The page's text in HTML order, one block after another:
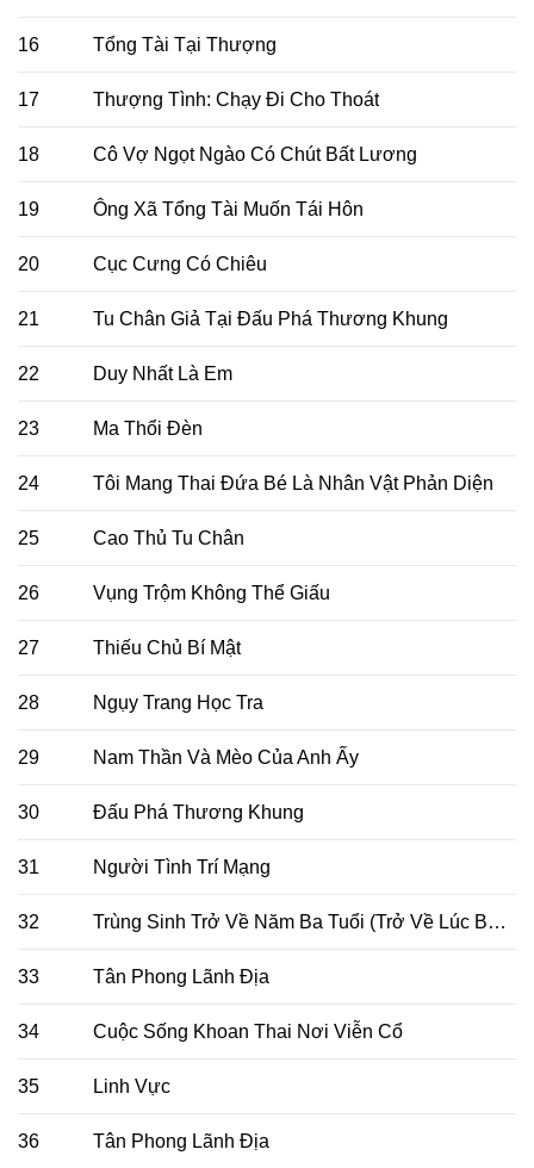
16 Tổng Tài Tại Thượng
17 Thượng Tình: Chạy Đi Cho Thoát
18 Cô Vợ Ngọt Ngào Có Chút Bất Lương
19 Ông Xã Tổng Tài Muốn Tái Hôn
20 Cục Cưng Có Chiêu
21 Tu Chân Giả Tại Đấu Phá Thương Khung
22 Duy Nhất Là Em
23 Ma Thổi Đèn
24 Tôi Mang Thai Đứa Bé Là Nhân Vật Phản Diện
25 Cao Thủ Tu Chân
26 Vụng Trộm Không Thể Giấu
27 Thiếu Chủ Bí Mật
28 Ngụy Trang Học Tra
29 Nam Thần Và Mèo Của Anh Ấy
30 Đấu Phá Thương Khung
31 Người Tình Trí Mạng
32 Trùng Sinh Trở Về Năm Ba Tuổi (Trở Về Lúc Ba Tuổi Rưỡi)
33 Tân Phong Lãnh Địa
34 Cuộc Sống Khoan Thai Nơi Viễn Cổ
35 Linh Vực
36 Tân Phong Lãnh Địa